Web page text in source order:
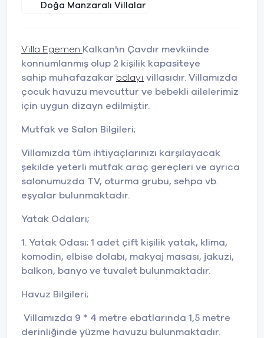
Doğa Manzaralı Villalar
Villa Egemen Kalkan'ın Çavdır mevkiinde
konnumlanmış olup 2 kişilik kapasiteye
sahip muhafazakar balayı villasıdır. Villamızda
çocuk havuzu mevcuttur ve bebekli ailelerimiz
için uygun dizayn edilmiştir.
Mutfak ve Salon Bilgileri;
Villamızda tüm ihtiyaçlarınızı karşılayacak
şekilde yeterli mutfak araç gereçleri ve ayrıca
salonumuzda TV, oturma grubu, sehpa vb.
eşyalar bulunmaktadır.
Yatak Odaları;
1. Yatak Odası; 1 adet çift kişilik yatak, klima,
komodin, elbise dolabı, makyaj masası, jakuzi,
balkon, banyo ve tuvalet bulunmaktadır.
Havuz Bilgileri;
Villamızda 9 * 4 metre ebatlarında 1,5 metre
derinliğinde yüzme havuzu bulunmaktadır.